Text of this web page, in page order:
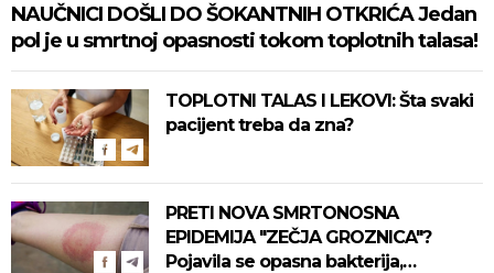
NAUČNICI DOŠLI DO ŠOKANTNIH OTKRIĆA Jedan
pol je u smrtnoj opasnosti tokom toplotnih talasa!
TOPLOTNI TALAS I LEKOVI: Šta svaki
pacijent treba da zna?
PRETI NOVA SMRTONOSNA
EPIDEMIJA "ZEČJA GROZNICA"?
Pojavila se opasna bakterija,